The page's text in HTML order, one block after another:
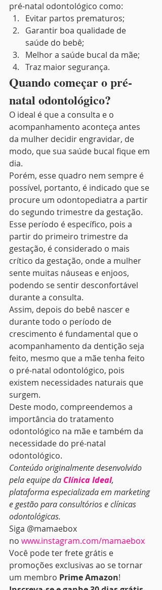
pré-natal odontológico como:
Evitar partos prematuros;
Garantir boa qualidade de
saúde do bebê;
Melhor a saúde bucal da mãe;
Traz maior segurança.
Quando começar o pré-
natal odontológico?
O ideal é que a consulta e o
acompanhamento aconteça antes
da mulher decidir engravidar, de
modo, que sua saúde bucal fique em
dia.
Porém, esse quadro nem sempre é
possível, portanto, é indicado que se
procure um odontopediatra a partir
do segundo trimestre da gestação.
Esse período é específico, pois a
partir do primeiro trimestre da
gestação, é considerado o mais
crítico da gestação, onde a mulher
sente muitas náuseas e enjoos,
podendo se sentir desconfortável
durante a consulta.
Assim, depois do bebê nascer e
durante todo o período de
crescimento é fundamental que o
acompanhamento da dentição seja
feito, mesmo que a mãe tenha feito
o pré-natal odontológico, pois
existem necessidades naturais que
surgem.
Deste modo, compreendemos a
importância do tratamento
odontológico na mãe e também da
necessidade do pré-natal
odontológico.
Conteúdo originalmente desenvolvido
pela equipe da Clínica Ideal,
plataforma especializada em marketing
e gestão para consultórios e clínicas
odontológicas.
Siga @mamaebox
no www.instagram.com/mamaebox
Você pode ter frete grátis e
promoções exclusivas ao se tornar
um membro Prime Amazon!